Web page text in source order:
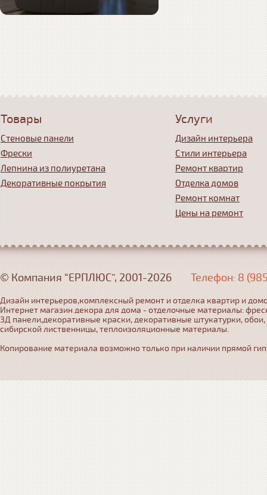
Товары
Стеновые панели
Фрески
Лепнина из полиуретана
Декоративные покрытия
Услуги
Дизайн интерьера
Стили интерьера
Ремонт квартир
Отделка домов
Ремонт комнат
Цены на ремонт
© Компания “ЕРПЛЮС”, 2001-2026 Телефон: 8
Дизайн интерьеров,комплексный ремонт и отделка квартир и
Интернет магазин декора для дома - отделочные материалы:
3Д панели,декоративные краски, декоративные штукатурки,
сибирской лиственницы, теплоизоляционные материалы.
Копирование материала возможно только при наличии прямой